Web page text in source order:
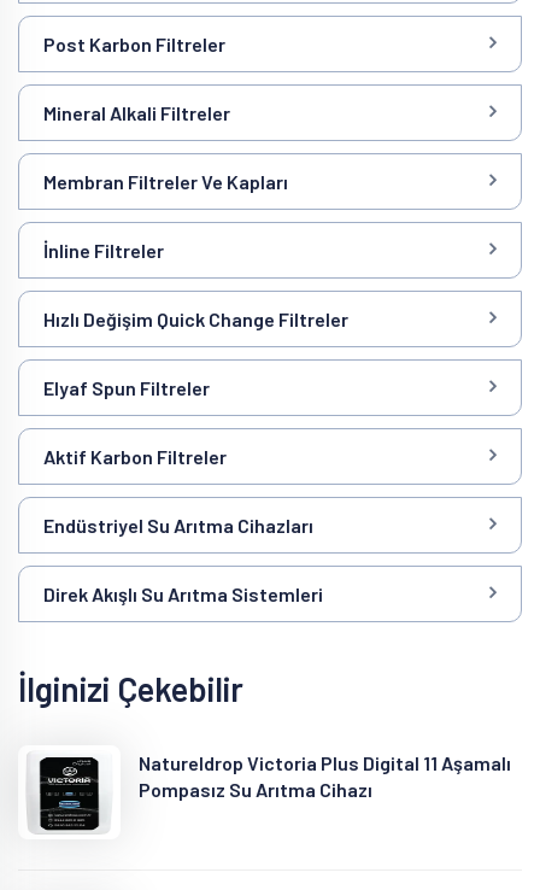
Post Karbon Filtreler
Mineral Alkali Filtreler
Membran Filtreler Ve Kapları
İnline Filtreler
Hızlı Değişim Quick Change Filtreler
Elyaf Spun Filtreler
Aktif Karbon Filtreler
Endüstriyel Su Arıtma Cihazları
Direk Akışlı Su Arıtma Sistemleri
İlginizi Çekebilir
Natureldrop Victoria Plus Digital 11 Aşamalı
Pompasız Su Arıtma Cihazı